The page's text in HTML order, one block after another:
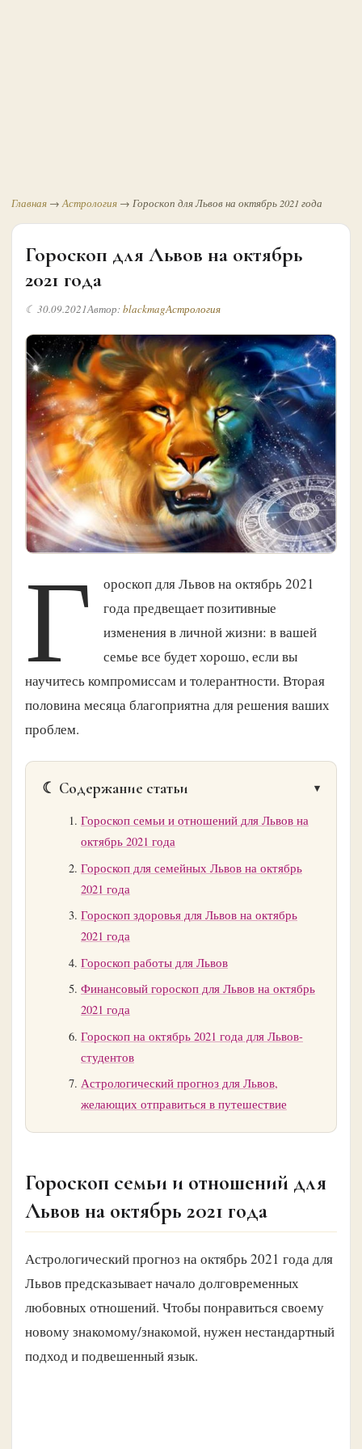
Главная → Астрология → Гороскоп для Львов на октябрь 2021 года
Гороскоп для Львов на октябрь
2021 года
☾ 30.09.2021Автор:blackmagАстрология
Г
ороскоп для Львов на октябрь 2021
года предвещает позитивные
изменения в личной жизни: в вашей
семье все будет хорошо, если вы
научитесь компромиссам и толерантности. Вторая
половина месяца благоприятна для решения ваших
проблем.
☾ Содержание статьи
Гороскоп семьи и отношений для Львов на
октябрь 2021 года
Гороскоп для семейных Львов на октябрь
2021 года
Гороскоп здоровья для Львов на октябрь
2021 года
Гороскоп работы для Львов
Финансовый гороскоп для Львов на октябрь
2021 года
Гороскоп на октябрь 2021 года для Львов-
студентов
Астрологический прогноз для Львов,
желающих отправиться в путешествие
Гороскоп семьи и отношений для
Львов на октябрь 2021 года
Астрологический прогноз на октябрь 2021 года для
Львов предсказывает начало долговременных
любовных отношений. Чтобы понравиться своему
новому знакомому/знакомой, нужен нестандартный
подход и подвешенный язык.